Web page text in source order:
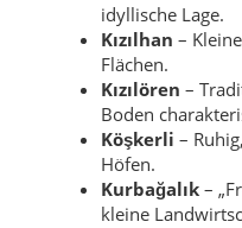
idyllische Lage.
Kızılhan –
Flächen.
Kızılören –
Boden
Köşkerli –
Höfen.
Kurbağalık –
kleine